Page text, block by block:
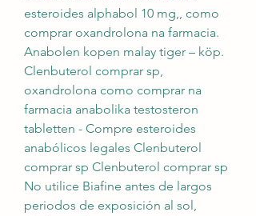
esteroides alphabol 10 mg,, como
comprar oxandrolona na farmacia.
Anabolen kopen malay tiger – köp.
Clenbuterol comprar sp,
oxandrolona como comprar na
farmacia anabolika testosteron
tabletten - Compre esteroides
anabólicos legales Clenbuterol
comprar sp Clenbuterol comprar sp
No utilice Biafine antes de largos
periodos de exposición al sol,